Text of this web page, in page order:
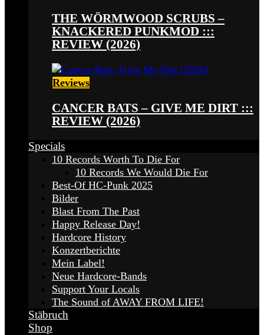
THE WÖRMWOOD SCRUBS –
KNACKERED PUNKMOD :::
REVIEW (2026)
Reviews
CANCER BATS – GIVE ME DIRT :::
REVIEW (2026)
Specials
10 Records Worth To Die For
10 Records We Would Die For
Best-Of HC-Punk 2025
Bilder
Blast From The Past
Happy Release Day!
Hardcore History
Konzertberichte
Mein Label!
Neue Hardcore-Bands
Support Your Locals
The Sound of AWAY FROM LIFE!
Stäbruch
Shop